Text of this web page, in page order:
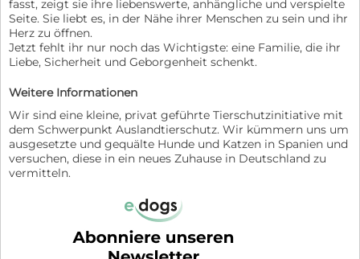
fasst, zeigt sie ihre liebenswerte, anhängliche und verspielte
Seite. Sie liebt es, in der Nähe ihrer Menschen zu sein und ihr
Herz zu öffnen.
Jetzt fehlt ihr nur noch das Wichtigste: eine Familie, die ihr
Liebe, Sicherheit und Geborgenheit schenkt.
Weitere Informationen
Wir sind eine kleine, privat geführte Tierschutzinitiative mit
dem Schwerpunkt Auslandtierschutz. Wir kümmern uns um
ausgesetzte und gequälte Hunde und Katzen in Spanien und
versuchen, diese in ein neues Zuhause in Deutschland zu
vermitteln.